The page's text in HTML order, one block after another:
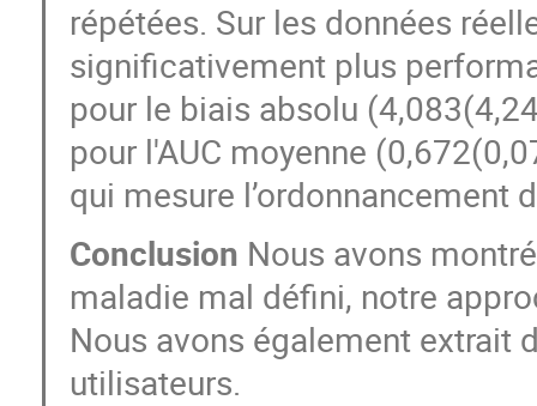
répétées. Sur les données
significativement plus
pour le biais absolu
pour l'AUC moyenne
qui mesure l’ordonnancement
Conclusion Nous avons
maladie mal défini, notre
Nous avons également extrait
utilisateurs.